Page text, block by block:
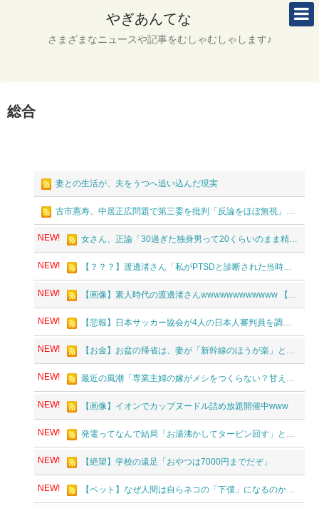
やぎあんてな
さまざまなニュースや記事をむしゃむしゃします♪
総合
妻との生活が、夫をうつへ追い込んだ現実
古市憲寿、中居正広問題で第三委を批判「反論をほぼ無視」「彼らが一方的に言ったことが世の中に定着してしまう」橋下徹も同調
NEW! 女さん、正論「30過ぎた独身男って20くらいのまま精神年齢が止まっていて気持ち悪い」話題にwwwww
NEW! 【？？？】渡邊渚さん「私がPTSDと診断された当時、世間はまだPTSDという言葉は浸透されていませんでした」
NEW! 【画像】素人時代の渡邊渚さんwwwwwwwwwwww 【Pickup08082949】
NEW! 【悲報】日本サッカー協会が4人の日本人審判員を調査 韓国協会の性接待疑惑で
NEW! 【お金】お盆の帰省は、妻が「新幹線のほうが楽」と譲りません。私は車で節約したいのですが、実際の費用はどれくらい違うのでしょうか？
NEW! 最近の風潮「専業主婦の嫁がメシをつくらない？甘えてないで自分でつくれやｗ」←これ正論なの？
NEW! 【画像】イオンでカップヌードル詰め放題開催中www
NEW! 発電ってなんで結局「お湯沸かしてタービン回す」とかいう原始的方法に行き着くの？
NEW! 【絶望】学校の遠足「おやつは7000円までだぞ」
NEW! 【ペット】なぜ人間は自らネコの「下僕」になるのか? 重度の愛猫ロス経験の東大教授が解き明かす